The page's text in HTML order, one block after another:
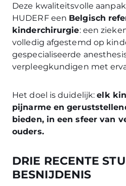
Deze kwaliteitsvolle
HUDERF een Belgisch
kinderchirurgie: een
volledig afgestemd op
gespecialiseerde
verpleegkundigen met
Het doel is duidelijk:elk
pijnarme en
bieden, in een sfeer van
ouders.
DRIE RECENTE
BESNIJDENIS